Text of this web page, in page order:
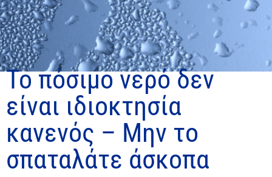
Το πόσιμο νερό δεν
είναι ιδιοκτησία
κανενός – Μην το
σπαταλάτε άσκοπα